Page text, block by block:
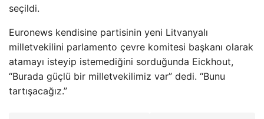
seçildi.
Euronews kendisine partisinin yeni Litvanyalı
milletvekilini parlamento çevre komitesi başkanı olarak
atamayı isteyip istemediğini sorduğunda Eickhout,
“Burada güçlü bir milletvekilimiz var” dedi. “Bunu
tartışacağız.”